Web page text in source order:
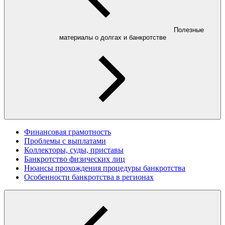
Полезные
материалы о долгах и банкротстве
Финансовая грамотность
Проблемы с выплатами
Коллекторы, суды, приставы
Банкротство физических лиц
Нюансы прохождения процедуры банкротства
Особенности банкротства в регионах